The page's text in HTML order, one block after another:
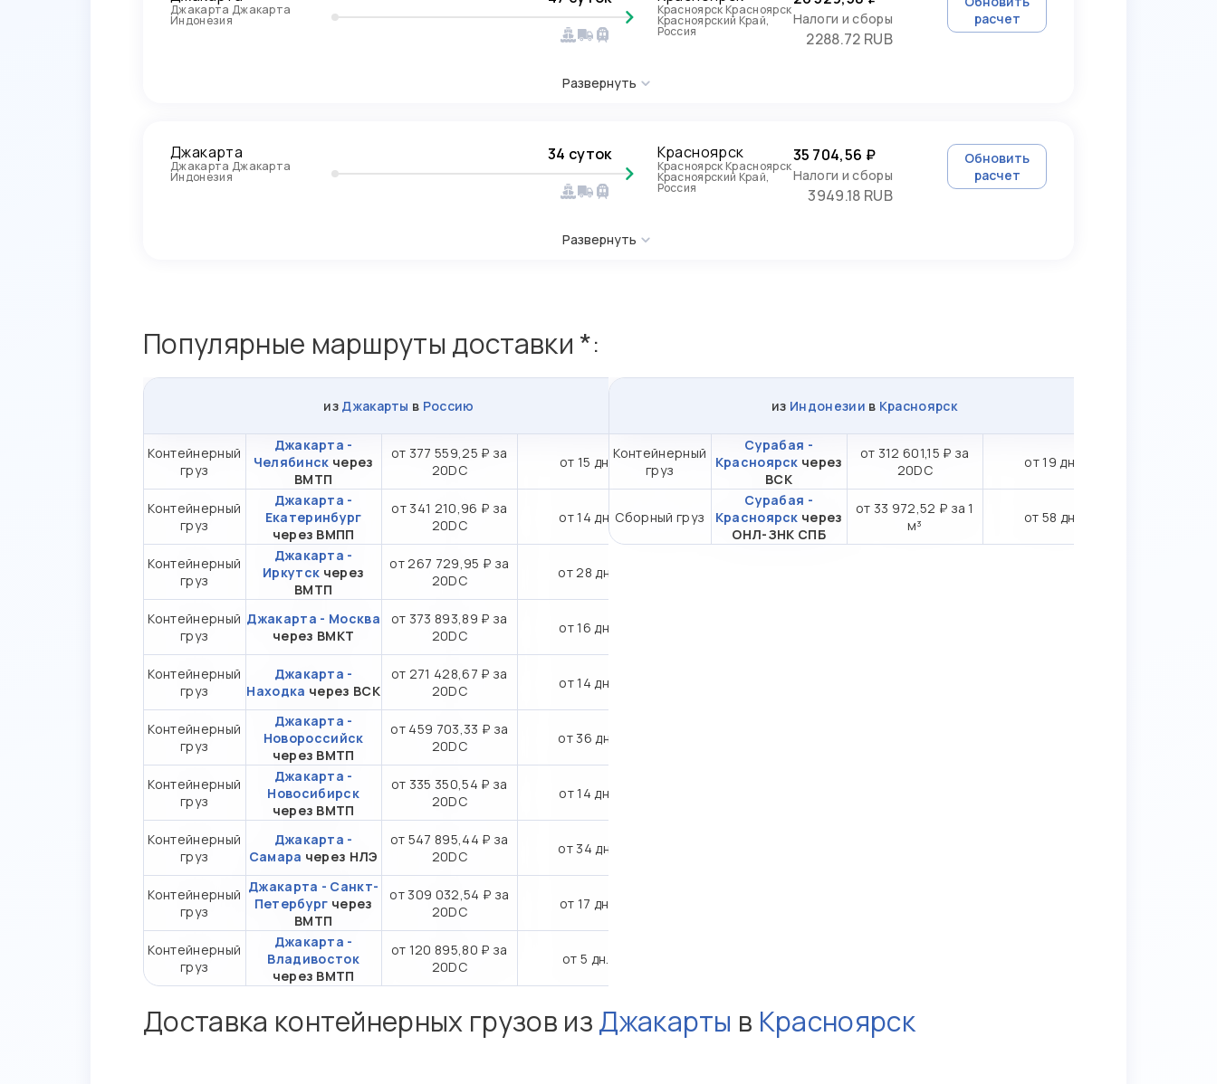
Джакарта Джакарта
Индонезия
Красноярск Красноярск
Красноярский Край,
Россия
Налоги и сборы
2288.72 RUB
расчет
Развернуть
Джакарта
Джакарта Джакарта
Индонезия
34 суток Красноярск
Красноярск Красноярск
Красноярский Край,
Россия
35 704,56 ₽
Налоги и сборы
3949.18 RUB
Обновить
расчет
Развернуть
Популярные маршруты доставки *:
из Джакарты в Россию
Контейнерный
груз
Джакарта -
Челябинск через
ВМТП
от 377 559,25 ₽ за
20DC
от 15 дн.
Контейнерный
груз
Джакарта -
Екатеринбург
через ВМПП
от 341 210,96 ₽ за
20DC
от 14 дн.
Контейнерный
груз
Джакарта -
Иркутск через
ВМТП
от 267 729,95 ₽ за
20DC
от 28 дн.
Контейнерный
груз
Джакарта - Москва
через ВМКТ
от 373 893,89 ₽ за
20DC
от 16 дн.
Контейнерный
груз
Джакарта -
Находка через ВСК
от 271 428,67 ₽ за
20DC
от 14 дн.
Контейнерный
груз
Джакарта -
Новороссийск
через ВМТП
от 459 703,33 ₽ за
20DC
от 36 дн.
Контейнерный
груз
Джакарта -
Новосибирск
через ВМТП
от 335 350,54 ₽ за
20DC
от 14 дн.
Контейнерный
груз
Джакарта -
Самара через НЛЭ
от 547 895,44 ₽ за
20DC
от 34 дн.
Контейнерный
груз
Джакарта - Санкт-
Петербург через
ВМТП
от 309 032,54 ₽ за
20DC
от 17 дн.
Контейнерный
груз
Джакарта -
Владивосток
через ВМТП
от 120 895,80 ₽ за
20DC
от 5 дн.
из Индонезии в Красноярск
Контейнерный
груз
Сурабая -
Красноярск через
ВСК
от 312 601,15 ₽ за
20DC
от 19 дн.
Сборный груз
Сурабая -
Красноярск через
ОНЛ-ЗНК СПБ
от 33 972,52 ₽ за 1
м³
от 58 дн.
Доставка контейнерных грузов изДжакарты в Красноярск